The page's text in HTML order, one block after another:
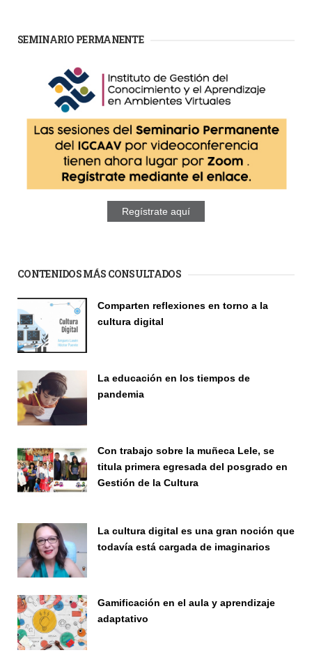
SEMINARIO PERMANENTE
Regístrate aquí
CONTENIDOS MÁS CONSULTADOS
Comparten reflexiones en torno a la
cultura digital
La educación en los tiempos de
pandemia
Con trabajo sobre la muñeca Lele, se
titula primera egresada del posgrado en
Gestión de la Cultura
La cultura digital es una gran noción que
todavía está cargada de imaginarios
Gamificación en el aula y aprendizaje
adaptativo